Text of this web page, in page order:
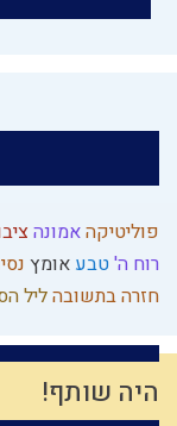
פוליטיקהאמונה
רוח ה'טבע אומץ
חזרה בתשובהליל
היה שותף!